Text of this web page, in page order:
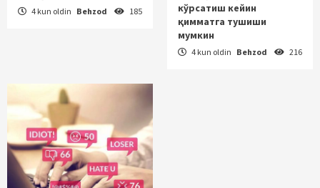
4 kun oldin Behzod 185
кўрсатиш кейин
қимматга тушиши
мумкин
4 kun oldin Behzod 216